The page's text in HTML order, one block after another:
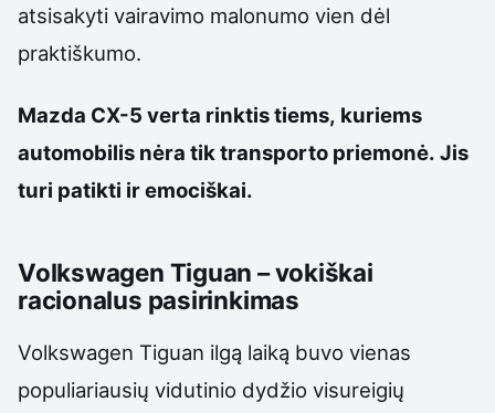
atsisakyti vairavimo malonumo vien dėl
praktiškumo.
Mazda CX-5 verta rinktis tiems, kuriems
automobilis nėra tik transporto priemonė. Jis
turi patikti ir emociškai.
Volkswagen Tiguan – vokiškai
racionalus pasirinkimas
Volkswagen Tiguan ilgą laiką buvo vienas
populiariausių vidutinio dydžio visureigių